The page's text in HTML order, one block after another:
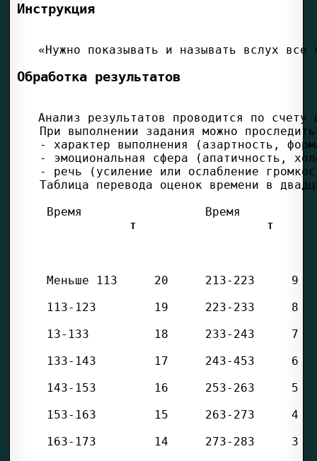
Инструкция
Обработка результатов
Т Т
Меньше 113 20 213-223
9
113-123
19 223-233
8
13-133
18 233-243
7
133-143
17 243-453
6
143-153
16 253-263
5
153-163
15 263-273
4
163-173
14 273-283
3